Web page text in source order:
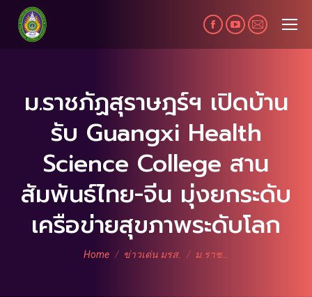
Facebook
page
in
new
window
YouTube
page
new
window
Mail
page
in
new
window
ม.ราชภัฏสุราษฎร์ฯ เปิดบ้าน
รับ Guangxi Health
Science College สาน
สัมพันธ์ไทย-จีน มุ่งยกระดับ
เครือข่ายสุขภาพระดับโลก
You are here:
Home ข่าวเด่น มรส. ม.ราช…